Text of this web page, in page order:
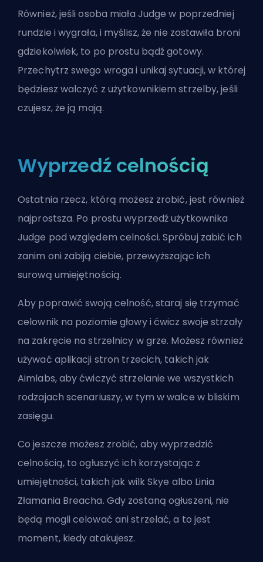
Również, jeśli osoba miała Judge w poprzedniej
rundzie i wygrała, i myślisz, że nie zostawiła broni
gdziekolwiek, to po prostu bądź gotowy.
Przechytrz swego wroga i unikaj sytuacji, w której
będziesz walczyć z użytkownikiem strzelby, jeśli
czujesz, że ją mają.
Wyprzedź celnością
Ostatnia rzecz, którą możesz zrobić, jest również
najprostsza. Po prostu wyprzedź użytkownika
Judge pod względem celności. Spróbuj zabić ich
zanim oni zabiją ciebie, przewyższając ich
surową umiejętnością.
Aby poprawić swoją celność, staraj się trzymać
celownik na poziomie głowy i ćwicz swoje strzały
na zakręcie na strzelnicy w grze. Możesz również
używać aplikacji stron trzecich, takich jak
Aimlabs, aby ćwiczyć strzelanie we wszystkich
rodzajach scenariuszy, w tym w walce w bliskim
zasięgu.
Co jeszcze możesz zrobić, aby wyprzedzić
celnością, to ogłuszyć ich korzystając z
umiejętności, takich jak wilk Skye albo Linia
Złamania Breacha. Gdy zostaną ogłuszeni, nie
będą mogli celować ani strzelać, a to jest
moment, kiedy atakujesz.